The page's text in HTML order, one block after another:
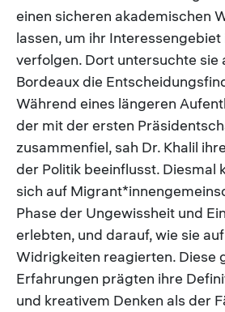
einen sicheren akademischen
lassen, um ihr Interessengebiet
verfolgen. Dort untersuchte sie
Bordeaux die
Während eines längeren
der mit der ersten
zusammenfiel, sah Dr. Khalil
der Politik beeinflusst. Diesmal
sich auf
Phase der Ungewissheit und
erlebten, und darauf, wie sie
Widrigkeiten reagierten. Diese
Erfahrungen prägten ihre
und kreativem Denken als der